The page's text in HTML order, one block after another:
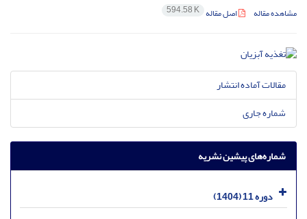
مشاهده مقاله اصل مقاله 594.58 K
مقالات آماده انتشار
شماره جاری
شماره‌های پیشین نشریه
دوره 11 (1404)